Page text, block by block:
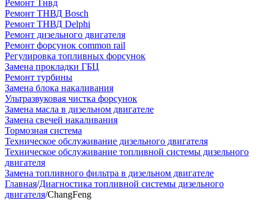
Ремонт Тнвд
Ремонт ТНВД Bosch
Ремонт ТНВД Delphi
Ремонт дизельного двигателя
Ремонт форсунок common rail
Регулировка топливных форсунок
Замена прокладки ГБЦ
Ремонт турбины
Замена блока накаливания
Ультразвуковая чистка форсунок
Замена масла в дизельном двигателе
Замена свечей накаливания
Тормозная система
Техническое обслуживание дизельного двигателя
Техническое обслуживание топливной системы дизельного
двигателя
Замена топливного фильтра в дизельном двигателе
Главная/Диагностика топливной системы дизельного
двигателя/ChangFeng